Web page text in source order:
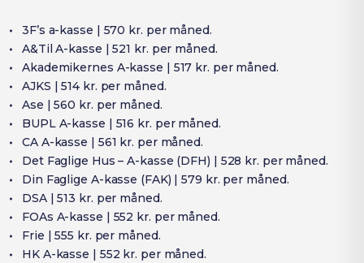
3F’s a-kasse | 570 kr. per måned.
A&Til A-kasse | 521 kr. per måned.
Akademikernes A-kasse | 517 kr. per måned.
AJKS | 514 kr. per måned.
Ase | 560 kr. per måned.
BUPL A-kasse | 516 kr. per måned.
CA A-kasse | 561 kr. per måned.
Det Faglige Hus – A-kasse (DFH) | 528 kr. per måned.
Din Faglige A-kasse (FAK) | 579 kr. per måned.
DSA | 513 kr. per måned.
FOAs A-kasse | 552 kr. per måned.
Frie | 555 kr. per måned.
HK A-kasse | 552 kr. per måned.